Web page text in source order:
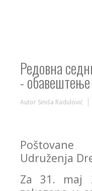
Редовна
- обавештење
Autor Siniša Radulović
Udruženja
Za 31. maj